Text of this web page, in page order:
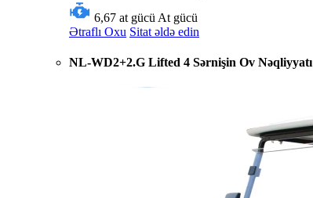
6,67 at gücü At gücü
Ətraflı Oxu Sitat əldə edin
NL-WD2+2.G Lifted 4 Sərnişin Ov Nəqliyyatı